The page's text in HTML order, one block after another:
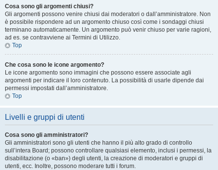
Cosa sono gli argomenti chiusi?
Gli argomenti possono venire chiusi dai moderatori o dall’amministratore. Non
è possibile rispondere ad un argomento chiuso così come i sondaggi chiusi
terminano automaticamente. Un argomento può venir chiuso per varie ragioni,
ad es. se contravviene ai Termini di Utilizzo.
Top
Che cosa sono le icone argomento?
Le icone argomento sono immagini che possono essere associate agli
argomenti per indicare il loro contenuto. La possibilità di usarle dipende dai
permessi impostati dall’amministratore.
Top
Livelli e gruppi di utenti
Cosa sono gli amministratori?
Gli amministratori sono gli utenti che hanno il più alto grado di controllo
sull’intera Board; possono controllare qualsiasi elemento, inclusi i permessi, la
disabilitazione (o «ban») degli utenti, la creazione di moderatori e gruppi di
utenti, ecc. Inoltre, possono moderare tutti i forum.